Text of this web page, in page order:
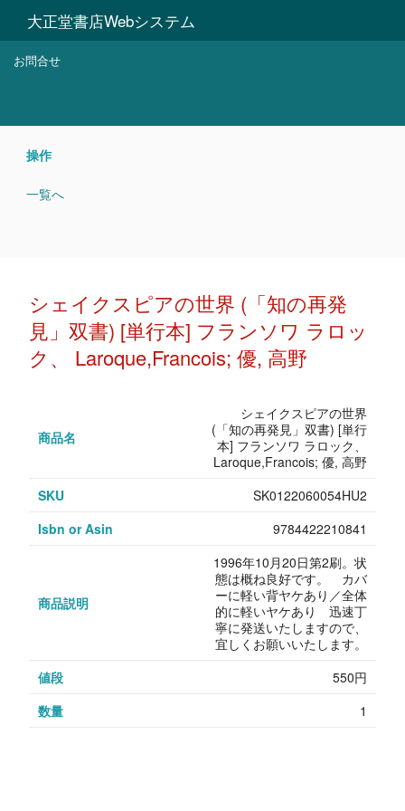
大正堂書店Webシステム
お問合せ
操作
一覧へ
シェイクスピアの世界 (「知の再発
見」双書) [単行本] フランソワ ラロッ
ク、 Laroque,Francois; 優, 高野
商品名
シェイクスピアの世界
(「知の再発見」双書) [単行
本] フランソワ ラロック、
Laroque,Francois; 優, 高野
SKU
SK0122060054HU2
Isbn or Asin
9784422210841
商品説明
1996年10月20日第2刷。状
態は概ね良好です。 カバ
ーに軽い背ヤケあり／全体
的に軽いヤケあり 迅速丁
寧に発送いたしますので、
宜しくお願いいたします。
値段
550円
数量
1